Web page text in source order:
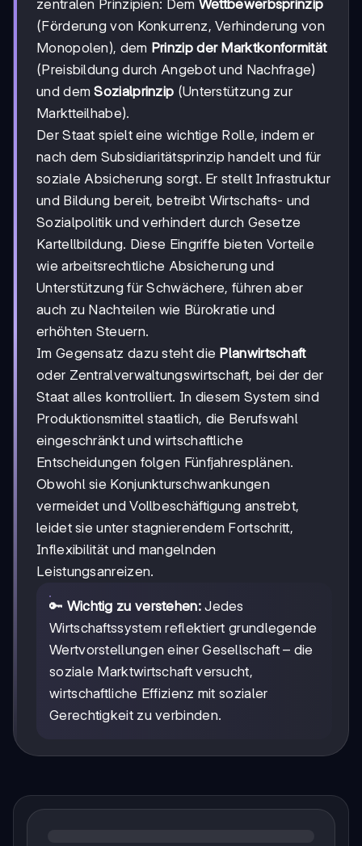
zentralen Prinzipien: Dem Wettbewerbsprinzip
(Förderung von Konkurrenz, Verhinderung von
Monopolen), dem Prinzip der Marktkonformität
(Preisbildung durch Angebot und Nachfrage)
und demSozialprinzip (Unterstützung zur
Marktteilhabe).
Der Staat spielt eine wichtige Rolle, indem er
nach dem Subsidiaritätsprinzip handelt und für
soziale Absicherung sorgt. Er stellt Infrastruktur
und Bildung bereit, betreibt Wirtschafts- und
Sozialpolitik und verhindert durch Gesetze
Kartellbildung. Diese Eingriffe bieten Vorteile
wie arbeitsrechtliche Absicherung und
Unterstützung für Schwächere, führen aber
auch zu Nachteilen wie Bürokratie und
erhöhten Steuern.
Im Gegensatz dazu steht die Planwirtschaft
oder Zentralverwaltungswirtschaft, bei der der
Staat alles kontrolliert. In diesem System sind
Produktionsmittel staatlich, die Berufswahl
eingeschränkt und wirtschaftliche
Entscheidungen folgen Fünfjahresplänen.
Obwohl sie Konjunkturschwankungen
vermeidet und Vollbeschäftigung anstrebt,
leidet sie unter stagnierendem Fortschritt,
Inflexibilität und mangelnden
Leistungsanreizen.
🔑 Wichtig zu verstehen:Jedes
Wirtschaftssystem reflektiert grundlegende
Wertvorstellungen einer Gesellschaft – die
soziale Marktwirtschaft versucht,
wirtschaftliche Effizienz mit sozialer
Gerechtigkeit zu verbinden.